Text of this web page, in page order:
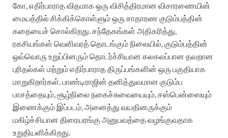
கோ, எதிர்பாராத விதமாக ஒரு விசித்திரமான விசாரணையின்
மையத்தில் சிக்கிக்கொள்ளும் ஒரு சாதாரண குடும்பத்தின்
கதையைச் சொல்கிறது. சந்தேகங்கள் அதிகரித்து,
ரகசியங்கள் வெளிவரத் தொடங்கும் நிலையில், குடும்பத்தின்
ஒவ்வொரு உறுப்பினரும் தொடர்ச்சியான கலகலப்பான தவறான
புரிதல்கள் மற்றும் எதிர்பாராத திருப்பங்களின் ஒரு பகுதியாக
மாறுகிறார்கள். பாண்டிராஜின் தனித்துவமான குடும்ப
பாசத்தையும், சூழ்நிலை நகைச்சுவையையும், சஸ்பென்ஸையும்
இணைக்கும் இப்படம், அனைத்து வயதினருக்கும்
மகிழ்ச்சியான திரையரங்கு அனுபவத்தை வழங்குவதாக
உறுதியளிக்கிறது.